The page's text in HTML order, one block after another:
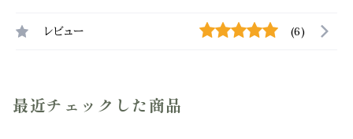
レビュー (6)
最近チェックした商品